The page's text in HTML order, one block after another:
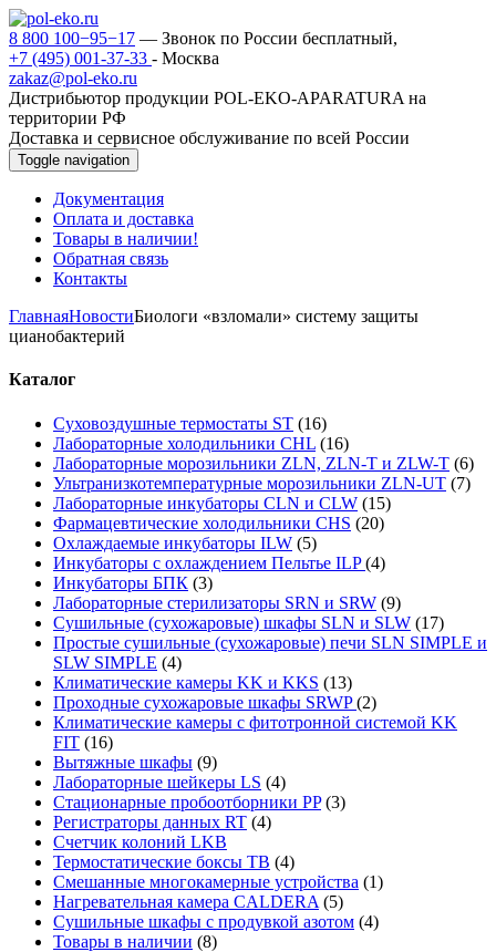
8 800 100−95−17 — Звонок по России бесплатный,
+7 (495) 001-37-33 - Москва
zakaz@pol-eko.ru
Дистрибьютор продукции POL-EKO-APARATURA на
территории РФ
Доставка и сервисное обслуживание по всей России
Toggle navigation
Документация
Оплата и доставка
Товары в наличии!
Обратная связь
Контакты
ГлавнаяНовостиБиологи «взломали» систему защиты
цианобактерий
Каталог
Суховоздушные термостаты ST (16)
Лабораторные холодильники CHL (16)
Лабораторные морозильники ZLN, ZLN-T и ZLW-T (6)
Ультранизкотемпературные морозильники ZLN-UT (7)
Лабораторные инкубаторы CLN и CLW (15)
Фармацевтические холодильники CHS (20)
Охлаждаемые инкубаторы ILW (5)
Инкубаторы с охлаждением Пельтье ILP(4)
Инкубаторы БПК (3)
Лабораторные стерилизаторы SRN и SRW (9)
Сушильные (сухожаровые) шкафы SLN и SLW (17)
Простые сушильные (сухожаровые) печи SLN SIMPLE и
SLW SIMPLE (4)
Климатические камеры KK и KKS (13)
Проходные сухожаровые шкафы SRWP(2)
Климатические камеры с фитотронной системой KK
FIT (16)
Вытяжные шкафы (9)
Лабораторные шейкеры LS (4)
Стационарные пробоотборники PP (3)
Регистраторы данных RT (4)
Счетчик колоний LKB
Термостатические боксы TB (4)
Смешанные многокамерные устройства (1)
Нагревательная камера CALDERA (5)
Сушильные шкафы с продувкой азотом (4)
Товары в наличии (8)